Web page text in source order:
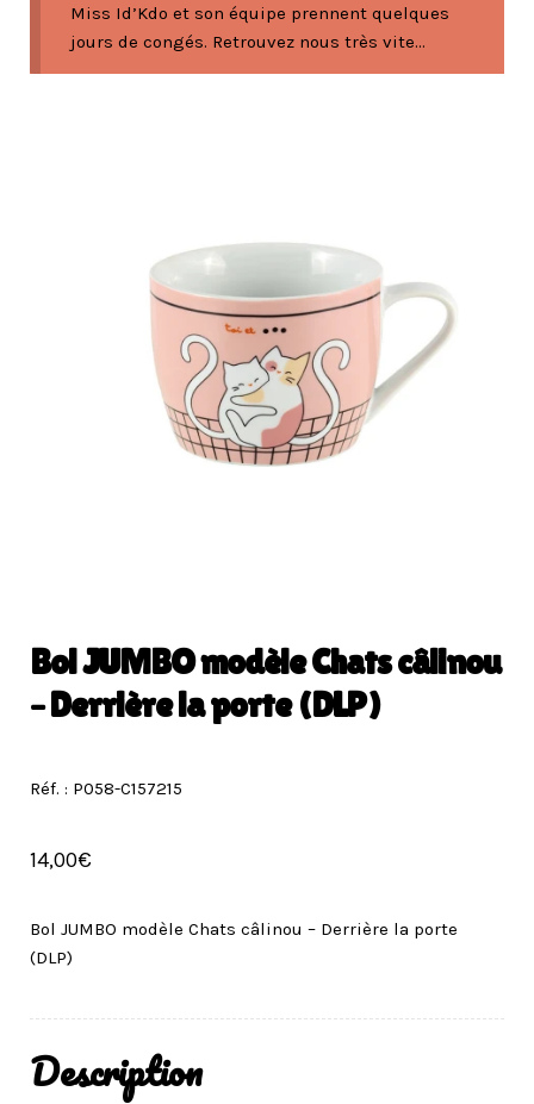
Miss Id’Kdo et son équipe prennent quelques
jours de congés. Retrouvez nous très vite...
Bol JUMBO modèle Chats câlinou
– Derrière la porte (DLP)
Réf. : P058-C157215
14,00€
Bol JUMBO modèle Chats câlinou – Derrière la porte
(DLP)
Description